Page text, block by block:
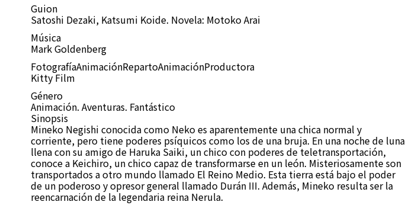
Guion
Satoshi Dezaki, Katsumi Koide. Novela: Motoko Arai
Música
Mark Goldenberg
FotografíaAnimaciónRepartoAnimaciónProductora
Kitty Film
Género
Animación. Aventuras. Fantástico
Sinopsis
Mineko Negishi conocida como Neko es aparentemente una chica normal y
corriente, pero tiene poderes psíquicos como los de una bruja. En una noche de luna
llena con su amigo de Haruka Saiki, un chico con poderes de teletransportación,
conoce a Keichiro, un chico capaz de transformarse en un león. Misteriosamente son
transportados a otro mundo llamado El Reino Medio. Esta tierra está bajo el poder
de un poderoso y opresor general llamado Durán III. Además, Mineko resulta ser la
reencarnación de la legendaria reina Nerula.